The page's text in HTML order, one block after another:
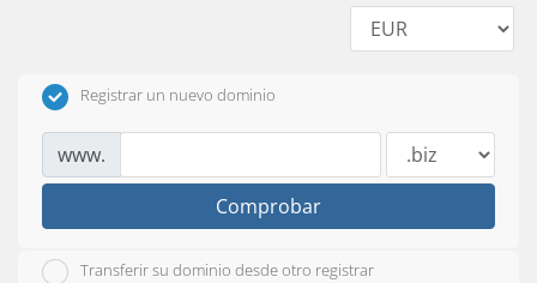
Registrar un nuevo dominio
www.
Comprobar
Transferir su dominio desde otro registrar